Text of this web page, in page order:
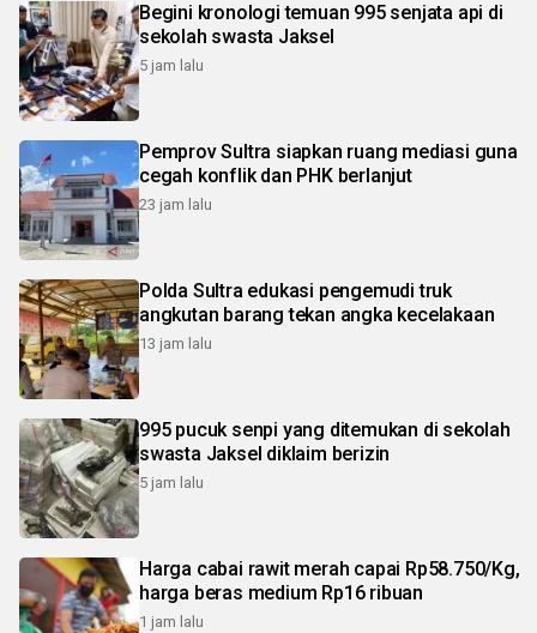
Begini kronologi temuan 995 senjata api di
sekolah swasta Jaksel
5 jam lalu
Pemprov Sultra siapkan ruang mediasi guna
cegah konflik dan PHK berlanjut
23 jam lalu
Polda Sultra edukasi pengemudi truk
angkutan barang tekan angka kecelakaan
13 jam lalu
995 pucuk senpi yang ditemukan di sekolah
swasta Jaksel diklaim berizin
5 jam lalu
Harga cabai rawit merah capai Rp58.750/Kg,
harga beras medium Rp16 ribuan
1 jam lalu